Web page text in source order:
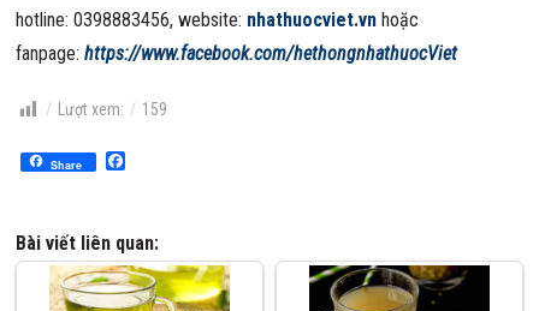
hotline: 0398883456, website: nhathuocviet.vn hoặc
fanpage:https://www.facebook.com/hethongnhathuocViet
Lượt xem: 159
Share
Bài viết liên quan: